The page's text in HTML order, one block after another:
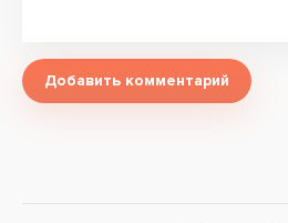
Добавить комментарий